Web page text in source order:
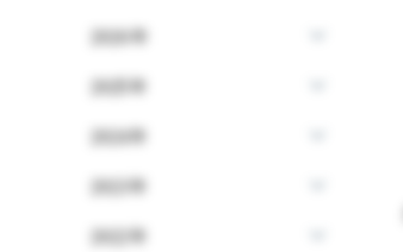
2026年
2025年
2024年
2023年
2022年